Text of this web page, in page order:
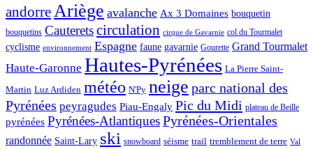
andorreAriège avalanche Ax 3 Domaines bouquetin
bouquetins Cauteretscirculation cirque de Gavarnie col du Tourmalet
cyclisme environnement Espagne faune gavarnie Gourette Grand Tourmalet
Haute-Garonne Hautes-Pyrénées La Pierre Saint-
Martin Luz Ardiden météo N'Py neige parc national des
Pyrénées peyragudes Piau-Engaly Pic du Midi plateau de Beille
pyrénées Pyrénées-AtlantiquesPyrénées-Orientales
randonnée Saint-Lary ski snowboard séisme trail tremblement de terre Val